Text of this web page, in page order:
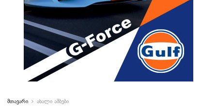
მთავარი ახალი ამბები